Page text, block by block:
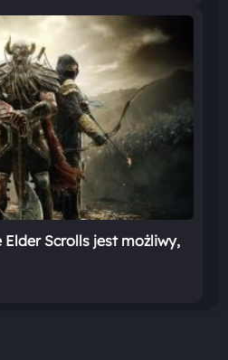
Elder Scrolls jest możliwy,